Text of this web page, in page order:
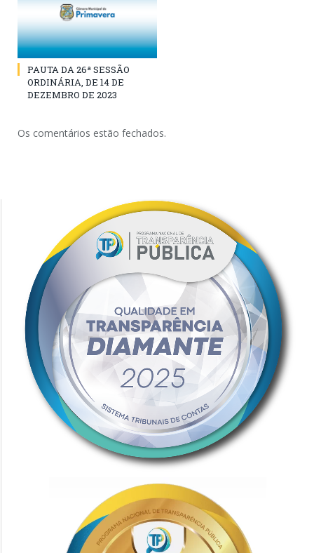
PAUTA DA 26ª SESSÃO
ORDINÁRIA, DE 14 DE
DEZEMBRO DE 2023
Os comentários estão fechados.